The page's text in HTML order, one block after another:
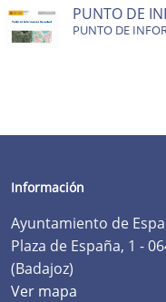
PUNTO DE
PUNTO DE
Información
Ayuntamiento de
Plaza de España, 1 -
(Badajoz)
Ver mapa